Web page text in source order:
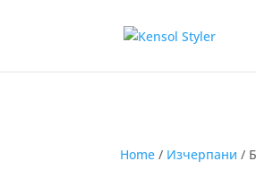
Home / Изчерпани /